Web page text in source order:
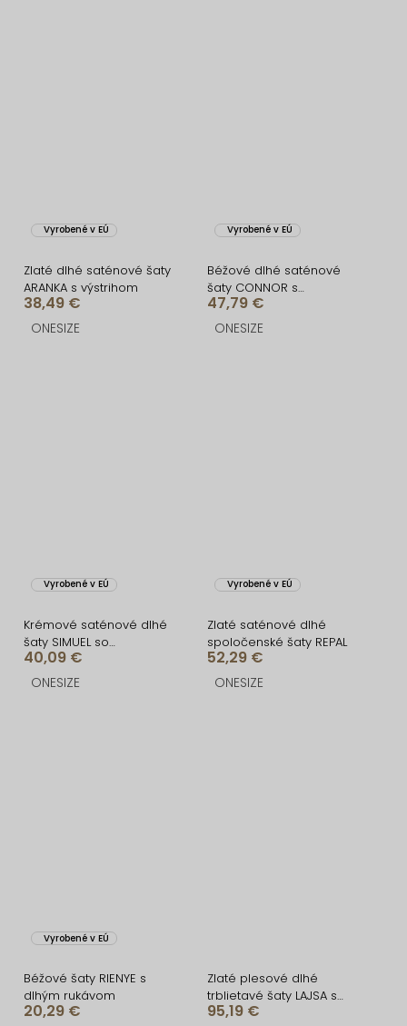
Vyrobené v EÚ
Zlaté dlhé saténové šaty
ARANKA s výstrihom
38,49 €
ONESIZE
Vyrobené v EÚ
Béžové dlhé saténové
šaty CONNOR s
rázporkom
47,79 €
ONESIZE
Vyrobené v EÚ
Krémové saténové dlhé
šaty SIMUEL so
šnurovaním
40,09 €
ONESIZE
Vyrobené v EÚ
Zlaté saténové dlhé
spoločenské šaty REPAL
52,29 €
ONESIZE
Vyrobené v EÚ
Béžové šaty RIENYE s
dlhým rukávom
20,29 €
Zlaté plesové dlhé
trblietavé šaty LAJSA s
výstrihom
95,19 €